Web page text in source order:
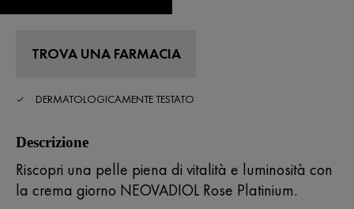
medio.
Reviews.
pagina.
TROVA UNA FARMACIA
DERMATOLOGICAMENTE TESTATO
Descrizione
Riscopri una pelle piena di vitalità e luminosità con
la crema giorno NEOVADIOL Rose Platinium.